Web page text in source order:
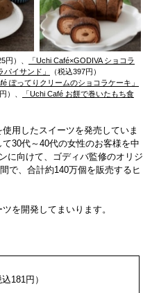
円）、
「Uchi Café×GODIVA ショコラ
パイサンド」
（税込397円）
ぽってりクリームのショコラケーキ」
）、
「Uchi Café お餅で巻いたもち食
用したスイーツを発売していま
30代～40代の女性のお客様を中
に向けて、ゴディバ監修のオリジ
で、合計約140万個を販売するヒ
を開発してまいります。
込181円）